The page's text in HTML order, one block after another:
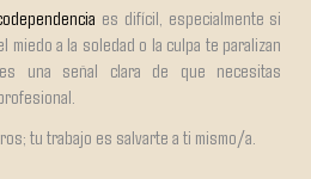
es difícil, especialmente si
miedo a la soledad o la culpa te paralizan
una señal clara de que necesitas
tu trabajo es salvarte a ti mismo/a.